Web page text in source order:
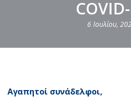
6 Ιουλίου,
Αγαπητοί συνάδελφοι,